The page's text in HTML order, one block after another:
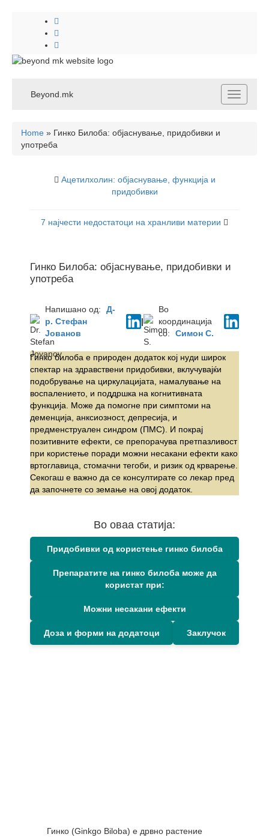
Toggle
Beyond.mk
Home » Гинко Билоба: објаснување, придобивки и
употреба
Ацетилхолин: објаснување, функција и
придобивки
7 најчести недостатоци на хранливи материи
Гинко Билоба: објаснување, придобивки и
употреба
Напишано од:
Д-
р. Стефан
Јованов
|
Во
координација
со:
Симон С.
Гинко билоба е природен додаток кој нуди широк
спектар на здравствени придобивки, вклучувајќи
подобрување на циркулацијата, намалување на
воспалението, и поддршка на когнитивната
функција. Може да помогне при симптоми на
деменција, анксиозност, депресија, и
предменструален синдром (ПМС). И покрај
позитивните ефекти, се препорачува претпазливост
при користење поради можни несакани ефекти како
вртоглавица, стомачни тегоби, и ризик од крварење.
Секогаш е важно да се консултирате со лекар пред
да започнете со земање на овој додаток.
Во оваа статија:
Придобивки од користење гинко билоба
Препаратите на гинко билоба може да
користат при:
Можни несакани ефекти
Доза и форми на додатоци Заклучок
Гинко (Ginkgo Biloba) е дрвно растение